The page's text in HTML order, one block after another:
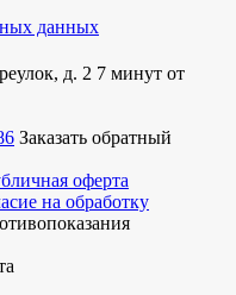
данных
д. 2 7 минут от
Заказать обратный
оферта
на обработку